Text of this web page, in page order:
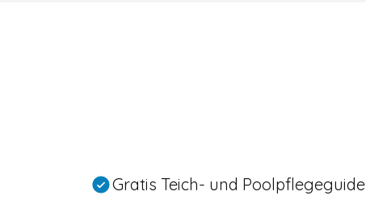
Gratis Teich- und Poolpflegeguide